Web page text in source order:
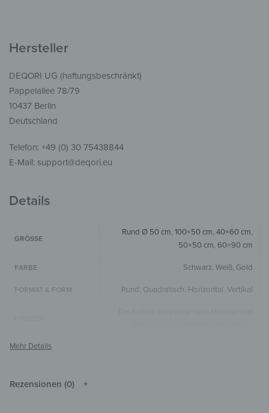
Hersteller
DEQORI UG (haftungsbeschränkt)
Pappelallee 78/79
10437 Berlin
Deutschland
Telefon: +49 (0) 30 75438844
E-Mail: support@deqori.eu
Details
GRÖSSE
Rund Ø 50 cm, 100×50 cm, 40×60 cm,
50×50 cm, 60×90 cm
FARBE Schwarz, Weiß, Gold
FORMAT & FORM Rund, Quadratisch, Horizontal, Vertikal
MATERIALIEN
Rezensionen (0)